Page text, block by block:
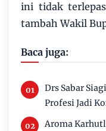
ini tidak
tambah Wakil
Baca juga:
Drs Sabar
Profesi Jadi
Aroma